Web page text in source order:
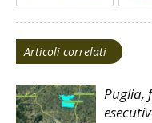
Articoli correlati
Puglia,